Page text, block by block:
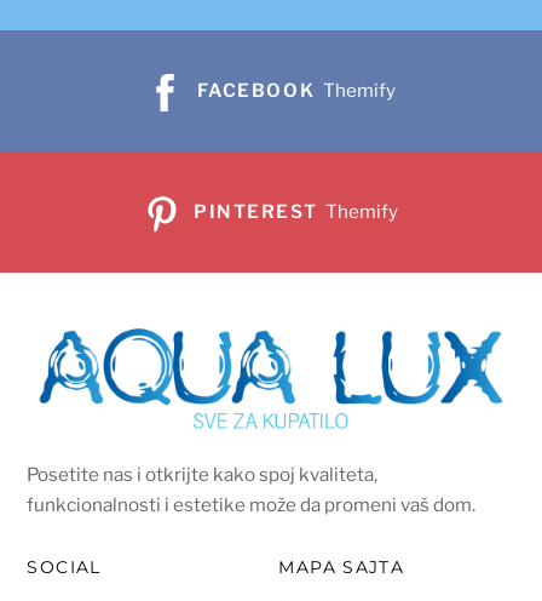
FACEBOOK Themify
PINTEREST Themify
Posetite nas i otkrijte kako spoj kvaliteta,
funkcionalnosti i estetike može da promeni vaš dom.
SOCIAL MAPA SAJTA